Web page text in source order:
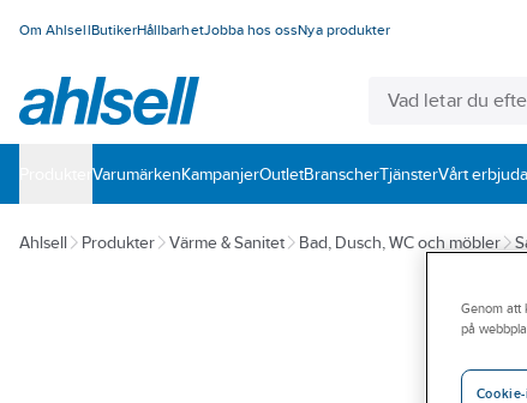
Om AhlsellButikerHållbarhetJobba hos ossNya produkter
VarumärkenKampanjerOutletBranscherTjänsterVårt
Ahlsell Produkter Värme & Sanitet Bad, Dusch, WC och möbler
Genom att
på